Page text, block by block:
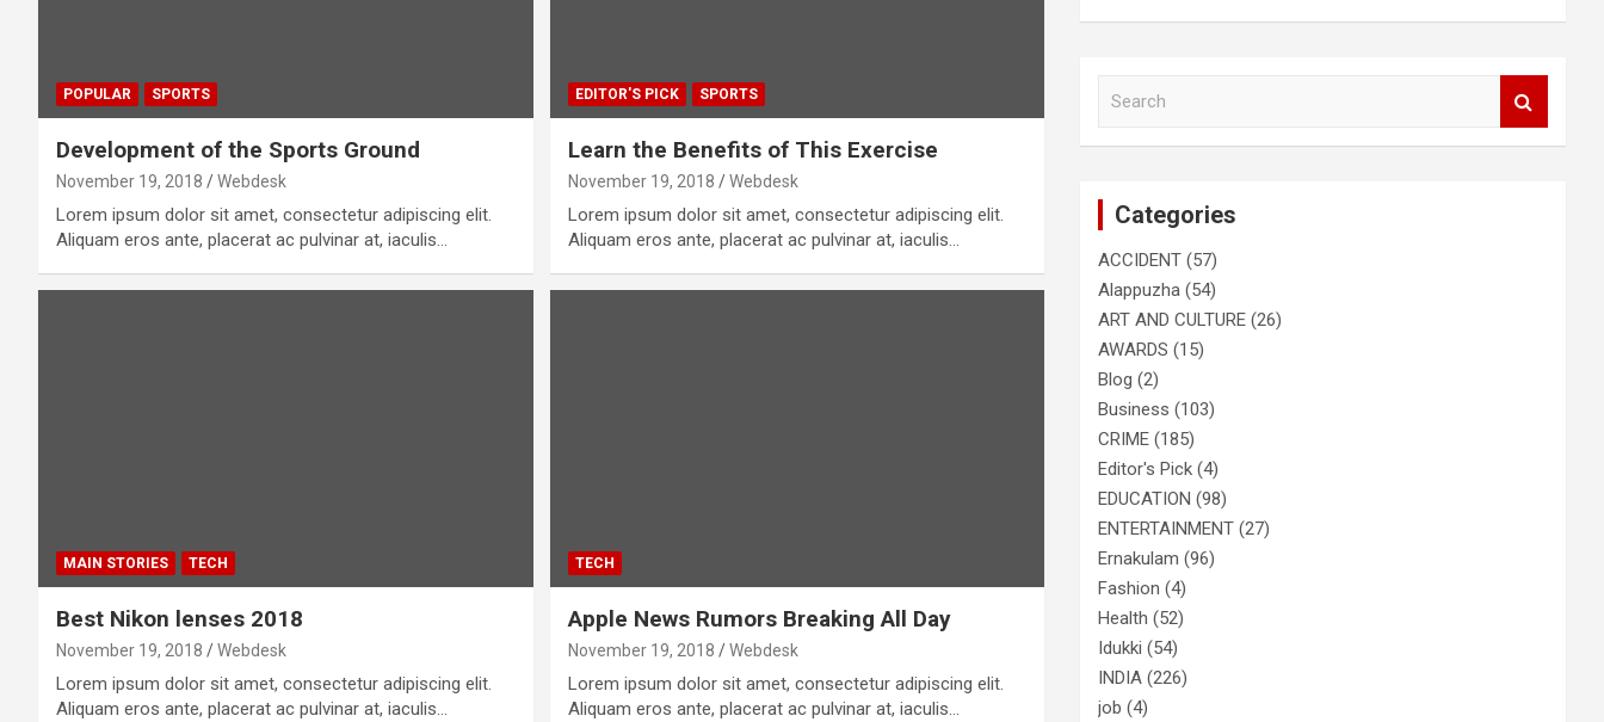
POPULAR SPORTS
Development of the Sports Ground
November 19, 2018 Webdesk
Lorem ipsum dolor sit amet, consectetur adipiscing elit.
Aliquam eros ante, placerat ac pulvinar at, iaculis…
EDITOR'S PICK SPORTS
Learn the Benefits of This Exercise
November 19, 2018 Webdesk
Lorem ipsum dolor sit amet, consectetur adipiscing elit.
Aliquam eros ante, placerat ac pulvinar at, iaculis…
MAIN STORIES TECH
Best Nikon lenses 2018
November 19, 2018 Webdesk
Lorem ipsum dolor sit amet, consectetur adipiscing elit.
Aliquam eros ante, placerat ac pulvinar at, iaculis…
TECH
Apple News Rumors Breaking All Day
November 19, 2018 Webdesk
Lorem ipsum dolor sit amet, consectetur adipiscing elit.
Aliquam eros ante, placerat ac pulvinar at, iaculis…
Categories
ACCIDENT (57)
Alappuzha (54)
ART AND CULTURE (26)
AWARDS (15)
Blog (2)
Business (103)
CRIME (185)
Editor's Pick (4)
EDUCATION (98)
ENTERTAINMENT (27)
Ernakulam (96)
Fashion (4)
Health (52)
Idukki (54)
INDIA (226)
job (4)